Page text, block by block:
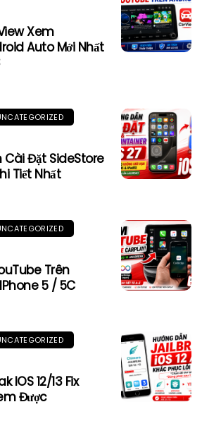
Xem
Auto Mới Nhất
Cài Đặt SideStore
Tiết Nhất
Trên
5 / 5C
IOS 12/13 Fix
Được